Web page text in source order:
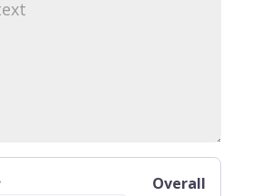
Overall